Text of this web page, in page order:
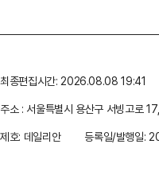
최종편집시간: 2026.08.08 19:41
주소 : 서울특별시 용산구 서빙고로
제호: 데일리안
등록일/발행일: